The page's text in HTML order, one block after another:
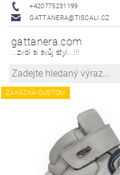
+420775231199
GATTANERA@TISCALI.CZ
gattanera.com
...zvol si svůj styl...!!!
ZAKÁZKA-CUSTOM